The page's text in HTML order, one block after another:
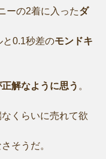
ーの2着に入ったダ
と0.1秒差のモンドキ
解なように思う 。
くらいに売れて欲
そうだ。